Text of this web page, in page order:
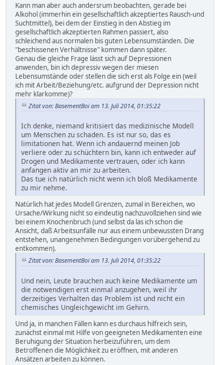
Kann man aber auch andersrum beobachten, gerade bei
Alkohol (immerhin ein gesellschaftlich akzeptiertes Rausch-und
Suchtmittel), bei dem der Einstieg in den Abstieg im
gesellschaftlich akzeptierten Rahmen passiert, also
schleichend aus normalen bis guten Lebensumständen. Die
"beschissenen Verhältnisse" kommen dann später.
Genau die gleiche Frage lässt sich auf Depressionen
anwenden, bin ich depressiv wegen der miesen
Lebensumstände oder stellen die sich erst als Folge ein (weil
ich mit Arbeit/Beziehung/etc. aufgrund der Depression nicht
mehr klarkomme)?
Zitat von: BasementBoi am 13. Juli 2014, 01:35:22
Ich denke, niemand kritisiert das medizinische Modell
um Menschen zu schaden. Es ist nur so, das es
limitationen hat. Wenn ich andauernd meinen Job
verliere oder zu schüchtern bin, kann ich entweder auf
Drogen und Medikamente vertrauen, oder ich kann
anfangen aktiv an mir zu arbeiten.
Das tue ich natürlich nicht wenn ich bloß Medikamente
zu mir nehme.
Natürlich hat jedes Modell Grenzen, zumal in Bereichen, wo
Ursache/Wirkung nicht so eindeutig nachzuvollziehen sind wie
bei einem Knochenbruch (und selbst da las ich schon die
Ansicht, daß Arbeitsunfälle nur aus einem unbewussten Drang
entstehen, unangenehmen Bedingungen vorübergehend zu
entkommen).
Zitat von: BasementBoi am 13. Juli 2014, 01:35:22
Und nein, Leute brauchen auch keine Medikamente um
die notwendigen erst einmal anzugehen, weil ihr
derzeitiges Verhalten das Problem ist und nicht ein
chemisches Ungleichgewicht im Gehirn.
Und ja, in manchen Fällen kann es durchaus hilfreich sein,
zunächst einmal mit Hilfe von geeigneten Medikamenten eine
Beruhigung der Situation herbeizuführen, um dem
Betroffenen die Möglichkeit zu eröffnen, mit anderen
Ansätzen arbeiten zu können.